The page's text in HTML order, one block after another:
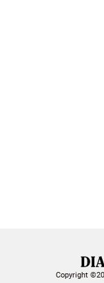
Copyright